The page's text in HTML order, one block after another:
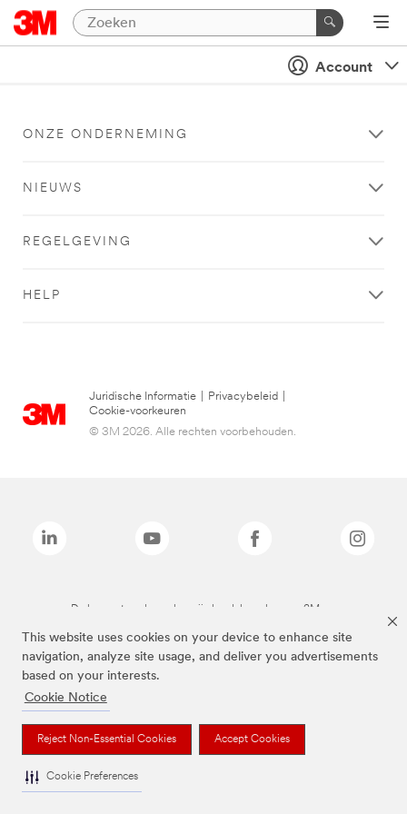
This website uses cookies on your device to enhance site
navigation, analyze site usage, and deliver you advertisements
based on your interests.
Cookie Notice
Reject Non-Essential Cookies Accept Cookies
Cookie Preferences
Account
ONZE ONDERNEMING
NIEUWS
REGELGEVING
HELP
Juridische Informatie Privacybeleid
Cookie-voorkeuren
© 3M 2026. Alle rechten voorbehouden.
De bovenstaande merken zijn handelsmerken van 3M.we